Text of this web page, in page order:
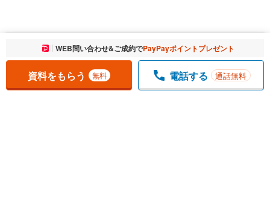
お気に入りに追加しました。 一覧を開く
WEB問い合わせ&ご成約でPayPayポイントプレゼント
資料をもらう 無料 電話する 通話無料